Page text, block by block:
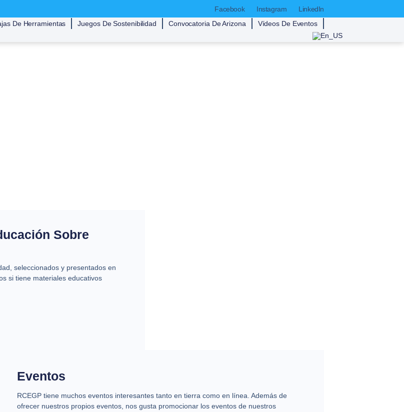
Facebook Instagram
LinkedIn
De Herramientas Juegos De Sostenibilidad Convocatoria De Arizona Vídeos De Eventos
Sobre
seleccionados y presentados en
si tiene materiales educativos
Eventos
RCEGP tiene muchos eventos interesantes tanto en tierra como en línea. Además de
ofrecer nuestros propios eventos, nos gusta promocionar los eventos de nuestros